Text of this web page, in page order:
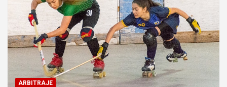
ARBITRAJE